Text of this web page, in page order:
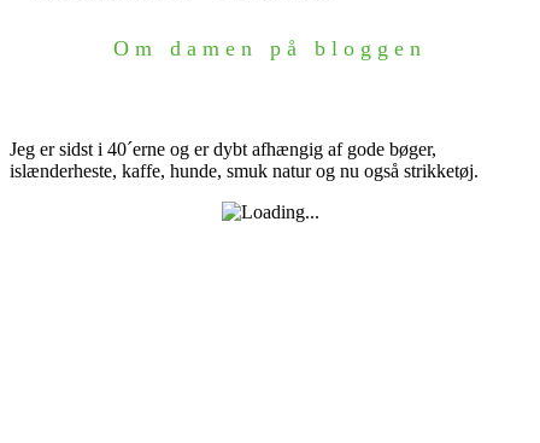
Om damen på bloggen
Jeg er sidst i 40´erne og er dybt afhængig af gode bøger,
islænderheste, kaffe, hunde, smuk natur og nu også strikketøj.